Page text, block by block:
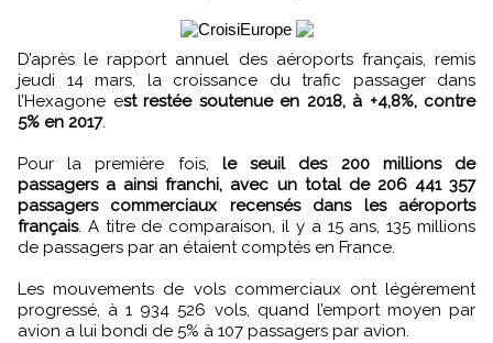
D’après le rapport annuel des aéroports français, remis
jeudi 14 mars, la croissance du trafic passager dans
l’Hexagone est restée soutenue en 2018, à +4,8%, contre
5% en 2017.
Pour la première fois, le seuil des 200 millions de
passagers a ainsi franchi, avec un total de 206 441 357
passagers commerciaux recensés dans les aéroports
français. A titre de comparaison, il y a 15 ans, 135 millions
de passagers par an étaient comptés en France.
Les mouvements de vols commerciaux ont légèrement
progressé, à 1 934 526 vols, quand l’emport moyen par
avion a lui bondi de 5% à 107 passagers par avion.